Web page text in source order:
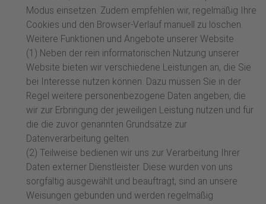
Modus einsetzen. Zudem empfehlen wir, regelmäßig Ihre
Cookies und den Browser-Verlauf manuell zu löschen.
Weitere Funktionen und Angebote unserer Website
(1) Neben der rein informatorischen Nutzung unserer
Website bieten wir verschiedene Leistungen an, die Sie
bei Interesse nutzen können. Dazu müssen Sie in der
Regel weitere personenbezogene Daten angeben, die
wir zur Erbringung der jeweiligen Leistung nutzen und für
die die zuvor genannten Grundsätze zur
Datenverarbeitung gelten.
(2) Teilweise bedienen wir uns zur Verarbeitung Ihrer
Daten externer Dienstleister. Diese wurden von uns
sorgfältig ausgewählt und beauftragt, sind an unsere
Weisungen gebunden und werden regelmäßig